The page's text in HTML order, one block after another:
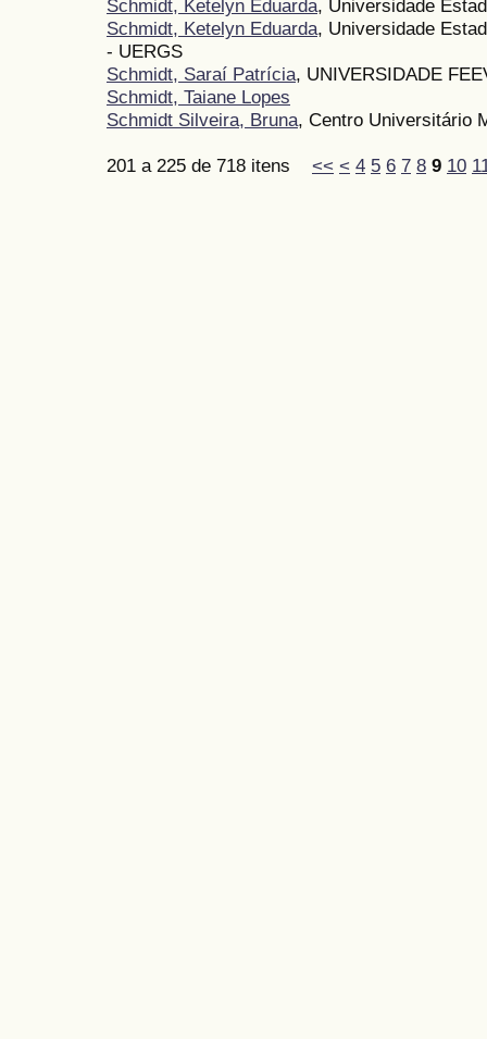
Schmidt, Ketelyn Eduarda, Universidade
Schmidt, Ketelyn Eduarda, Universidade
- UERGS
Schmidt, Saraí Patrícia, UNIVERSIDADE
Schmidt, Taiane Lopes
Schmidt Silveira, Bruna, Centro Universitário
201 a 225 de 718 itens << < 4 5 6 7 8 9 10